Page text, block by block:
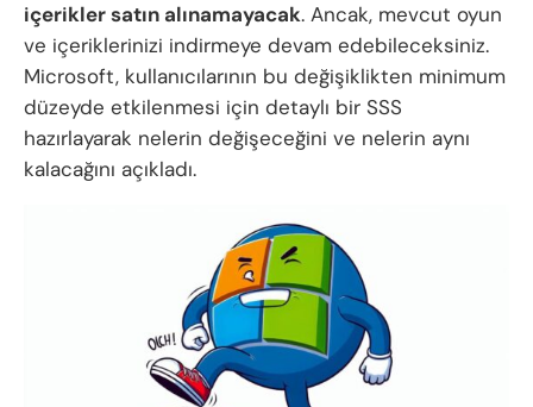
içerikler satın alınamayacak. Ancak, mevcut oyun
ve içeriklerinizi indirmeye devam edebileceksiniz.
Microsoft, kullanıcılarının bu değişiklikten minimum
düzeyde etkilenmesi için detaylı bir SSS
hazırlayarak nelerin değişeceğini ve nelerin aynı
kalacağını açıkladı.